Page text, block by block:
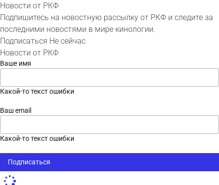
Новости от РКФ
Подпишитесь на новостную рассылку от РКФ и следите за
последними новостями в мире кинологии.
Подписаться Не сейчас
Новости от РКФ
Ваше имя
Какой-то текст ошибки
Ваш email
Какой-то текст ошибки
Подписаться